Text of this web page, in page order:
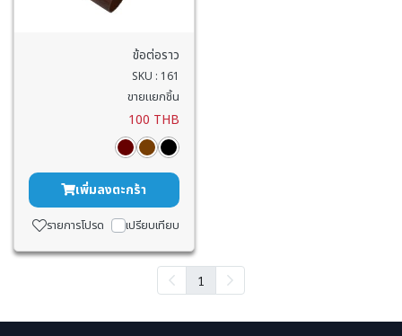
ข้อต่อราว
SKU : 161
ขายแยกชิ้น
100 THB
เพิ่มลงตะกร้า
รายการโปรด เปรียบเทียบ
1